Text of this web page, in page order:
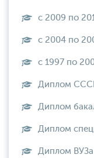
с 2009 по
с 2004 по
с 1997 по
Диплом
Диплом
Диплом
Диплом ВУЗа